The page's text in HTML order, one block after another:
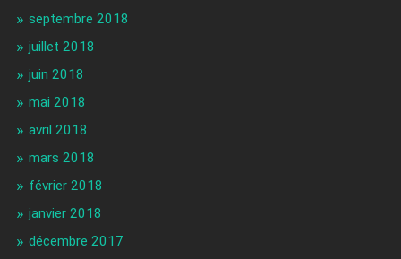
septembre 2018
juillet 2018
juin 2018
mai 2018
avril 2018
mars 2018
février 2018
janvier 2018
décembre 2017